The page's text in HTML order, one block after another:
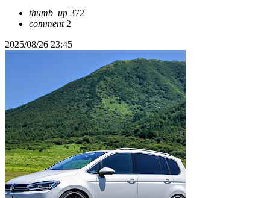
thumb_up 372
comment2
2025/08/26 23:45